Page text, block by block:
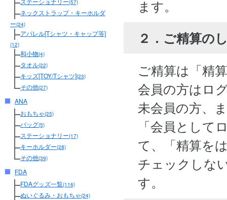
(57)
ネックストラップ・キーホルダ
ー(24)
アパレル[Tシャツ・キャップ等]
(12)
和小物(4)
タオル(22)
キッズ[TOY/Tシャツ](23)
その他(27)
ANA
おもちゃ(25)
バッグ(5)
ステーショナリー(17)
キーホルダー(28)
その他(39)
FDA
FDAグッズ一覧(116)
ぬいぐるみ・おもちゃ(24)
ます。
２．ご精算の
ご精算は「精
会員の方はロ
未会員の方、
「会員として
て、「精算を
チェックしな
す。